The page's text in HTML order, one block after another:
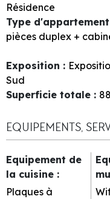
Résidence
Type d'appartement
pièces duplex +
Exposition :
Sud
Superficie totale : 88
EQUIPEMENTS,
Equipement de
la cuisine :
Plaques à